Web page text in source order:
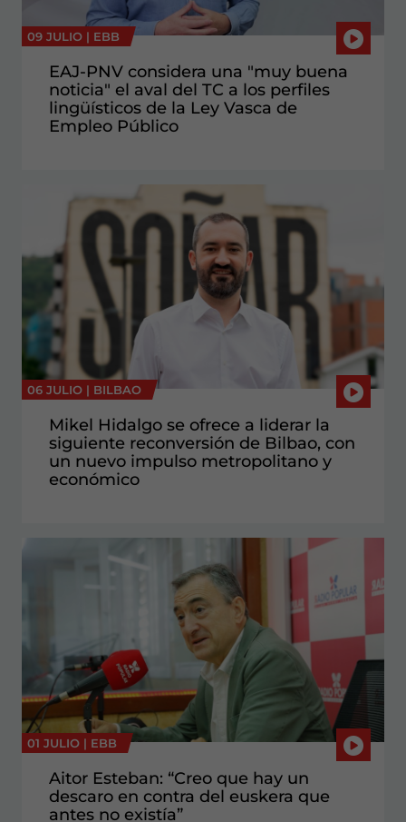
09 JULIO | EBB
EAJ-PNV considera una "muy buena
noticia" el aval del TC a los perfiles
lingüísticos de la Ley Vasca de
Empleo Público
06 JULIO | BILBAO
Mikel Hidalgo se ofrece a liderar la
siguiente reconversión de Bilbao, con
un nuevo impulso metropolitano y
económico
01 JULIO | EBB
Aitor Esteban: “Creo que hay un
descaro en contra del euskera que
antes no existía”